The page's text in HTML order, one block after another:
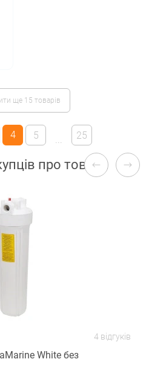
ще 15 товарів
4 5 ... 25
про товари
4 відгуків
White без